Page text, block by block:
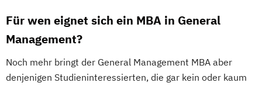
Für wen eignet sich ein MBA in General
Management?
Noch mehr bringt der General Management MBA aber
denjenigen Studieninteressierten, die gar kein oder kaum